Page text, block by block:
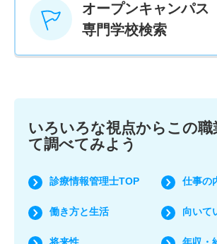
オープンキャンパス
専門学校検索
いろいろな視点からこの職
て調べてみよう
診療情報管理士TOP 仕事の
働き方と生活 向いて